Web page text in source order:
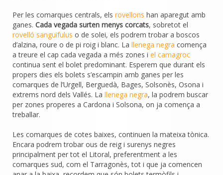
Per les comarques centrals, els rovellons han aparegut amb
ganes. Cada vegada surten menys corcats, sobretot el
rovelló sanguifulus o de solei, els podrem trobar a boscos
d’alzina, roure o de pi roig i blanc. La llenega negra comença
a treure el cap cada vegada a més zones i el camagroc
continua sent el bolet predominant. Esperem que durant els
propers dies els bolets s’escampin amb ganes per les
comarques de l’Urgell, Berguedà, Bages, Solsonès, Osona i
extrems nord dels Vallés. La llenega negra, la podrem buscar
per zones properes a Cardona i Solsona, on ja comença a
treballar.
Les comarques de cotes baixes, continuen la mateixa tònica.
Encara podrem trobar ous de reig i surenys negres
principalment per tot el Litoral, preferentment a les
comarques sud, com el Tarragonès, tot i que ja comencen